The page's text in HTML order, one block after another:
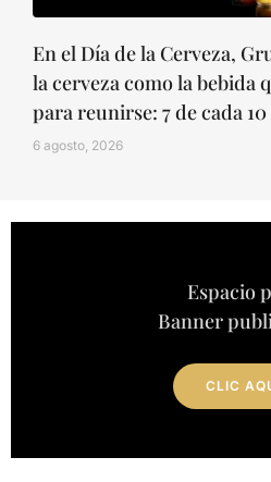
En el Día de la Cerveza,
la cerveza como la bebida
para reunirse: 7 de cada
6 agosto, 2026
Espacio
Banner
CLIC